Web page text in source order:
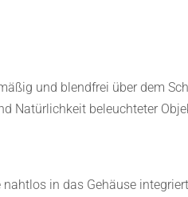
und blendfrei über dem
Natürlichkeit beleuchteter
in das Gehäuse